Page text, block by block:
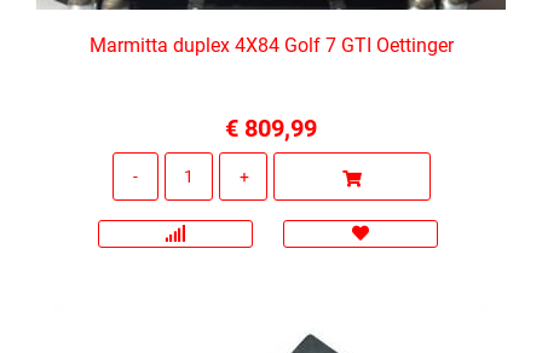
Marmitta duplex 4X84 Golf 7 GTI Oettinger
€ 809,99